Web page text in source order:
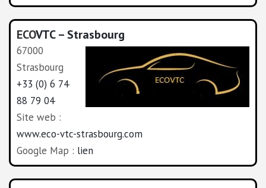
ECOVTC – Strasbourg
67000
Strasbourg
+33 (0) 6 74
88 79 04
Site web :
www.eco-vtc-strasbourg.com
Google Map : lien